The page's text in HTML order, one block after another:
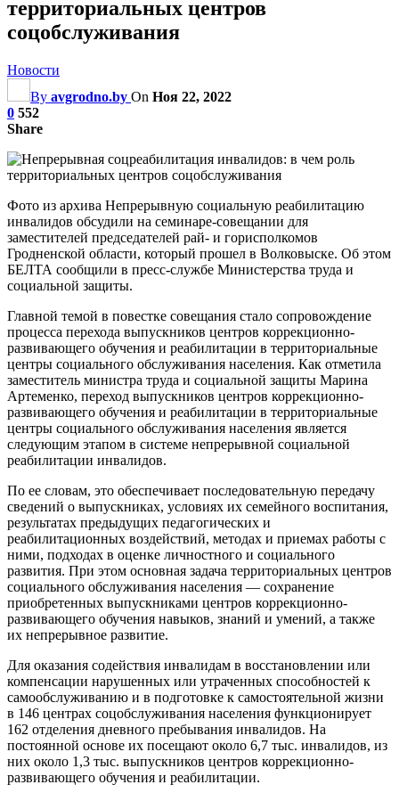
территориальных центров
соцобслуживания
Новости
By avgrodno.by On Ноя 22, 2022
0 552
Share
Фото из архива Непрерывную социальную реабилитацию
инвалидов обсудили на семинаре-совещании для
заместителей председателей рай- и горисполкомов
Гродненской области, который прошел в Волковыске. Об этом
БЕЛТА сообщили в пресс-службе Министерства труда и
социальной защиты.
Главной темой в повестке совещания стало сопровождение
процесса перехода выпускников центров коррекционно-
развивающего обучения и реабилитации в территориальные
центры социального обслуживания населения. Как отметила
заместитель министра труда и социальной защиты Марина
Артеменко, переход выпускников центров коррекционно-
развивающего обучения и реабилитации в территориальные
центры социального обслуживания населения является
следующим этапом в системе непрерывной социальной
реабилитации инвалидов.
По ее словам, это обеспечивает последовательную передачу
сведений о выпускниках, условиях их семейного воспитания,
результатах предыдущих педагогических и
реабилитационных воздействий, методах и приемах работы с
ними, подходах в оценке личностного и социального
развития. При этом основная задача территориальных центров
социального обслуживания населения — сохранение
приобретенных выпускниками центров коррекционно-
развивающего обучения навыков, знаний и умений, а также
их непрерывное развитие.
Для оказания содействия инвалидам в восстановлении или
компенсации нарушенных или утраченных способностей к
самообслуживанию и в подготовке к самостоятельной жизни
в 146 центрах соцобслуживания населения функционирует
162 отделения дневного пребывания инвалидов. На
постоянной основе их посещают около 6,7 тыс. инвалидов, из
них около 1,3 тыс. выпускников центров коррекционно-
развивающего обучения и реабилитации.